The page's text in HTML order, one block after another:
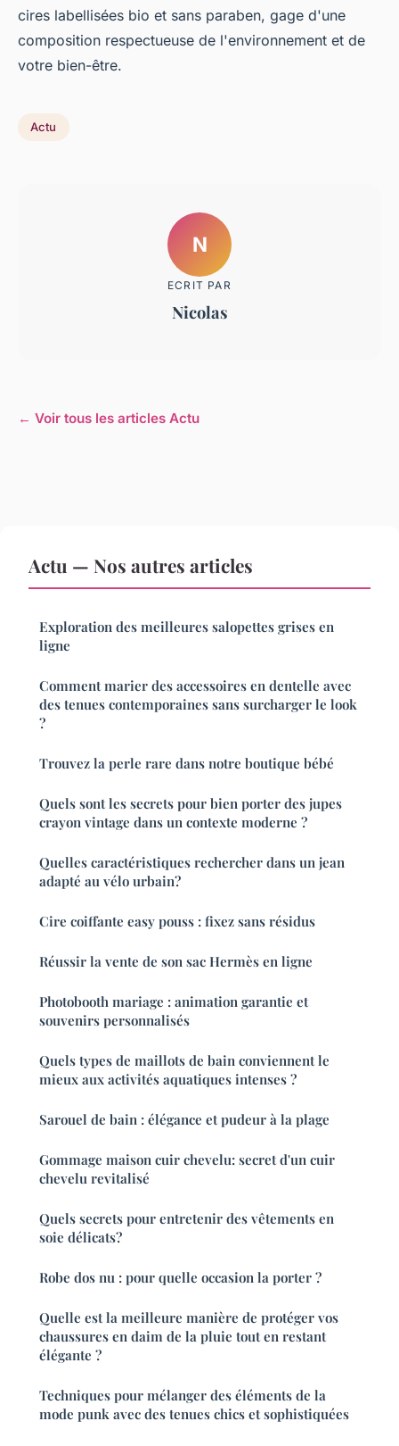
cires labellisées bio et sans paraben, gage d'une
composition respectueuse de l'environnement et de
votre bien-être.
Actu
N
ECRIT PAR
Nicolas
← Voir tous les articles Actu
Actu — Nos autres articles
Exploration des meilleures salopettes grises en
ligne
Comment marier des accessoires en dentelle avec
des tenues contemporaines sans surcharger le look
?
Trouvez la perle rare dans notre boutique bébé
Quels sont les secrets pour bien porter des jupes
crayon vintage dans un contexte moderne ?
Quelles caractéristiques rechercher dans un jean
adapté au vélo urbain?
Cire coiffante easy pouss : fixez sans résidus
Réussir la vente de son sac Hermès en ligne
Photobooth mariage : animation garantie et
souvenirs personnalisés
Quels types de maillots de bain conviennent le
mieux aux activités aquatiques intenses ?
Sarouel de bain : élégance et pudeur à la plage
Gommage maison cuir chevelu: secret d'un cuir
chevelu revitalisé
Quels secrets pour entretenir des vêtements en
soie délicats?
Robe dos nu : pour quelle occasion la porter ?
Quelle est la meilleure manière de protéger vos
chaussures en daim de la pluie tout en restant
élégante ?
Techniques pour mélanger des éléments de la
mode punk avec des tenues chics et sophistiquées